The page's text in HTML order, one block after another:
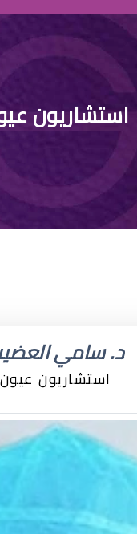
استشاريون
د. سامي
استشاريون عيون